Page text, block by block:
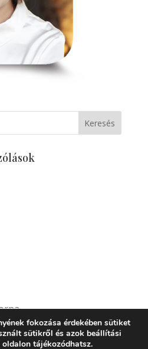
fokozása érdekében sütiket
sütikről és azok beállítási
oldalon tájékozódhatsz.